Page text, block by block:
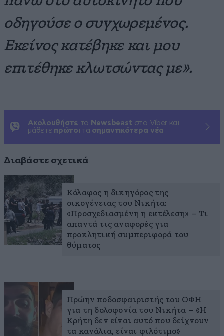
οδηγούσε ο συγχωρεμένος.
Εκείνος κατέβηκε και μου
επιτέθηκε κλωτσώντας με».
Ακολουθήστε το Newsbeast στο Viber και
μάθετε πρώτοι τα σημαντικότερα νέα
Διαβάστε σχετικά
Κόλαφος η δικηγόρος της
οικογένειας του Νικήτα:
«Προσχεδιασμένη η εκτέλεση» – Τι
απαντά τις αναφορές για
προκλητική συμπεριφορά του
θύματος
Πρώην ποδοσφαιριστής του ΟΦΗ
για τη δολοφονία του Νικήτα – «Η
Κρήτη δεν είναι αυτό που δείχνουν
τα κανάλια, είναι φιλότιμο»